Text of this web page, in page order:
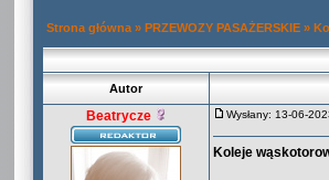
Strona główna » PRZEWOZY PASAŻERSKIE »
Autor
Beatrycze Wysłany: 13-06-
Koleje